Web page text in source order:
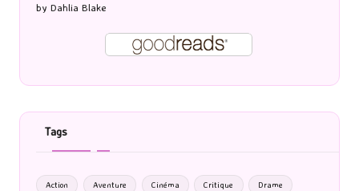
by Dahlia Blake
Tags
Action Aventure Cinéma Critique Drame